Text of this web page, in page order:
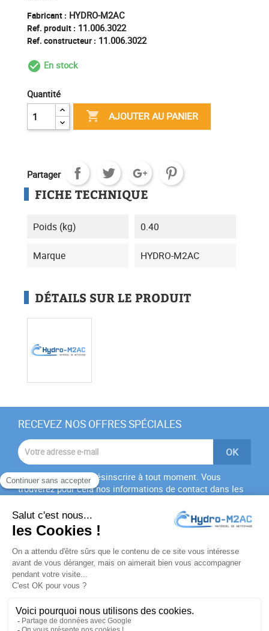
Fabricant : HYDRO-M2AC
Ref. produit : 11.006.3022
Ref. constructeur : 11.006.3022
check_circle_outline
En stock
Quantité
 AJOUTER AU PANIER
Partager
FICHE TECHNIQUE
Poids (kg) 0.40
Marque HYDRO-M2AC
DÉTAILS SUR LE PRODUIT
RECEVEZ NOS OFFRES SPÉCIALES
Vous pouvez vous désinscrire à tout moment. Vous
trouverez pour cela nos informations de contact dans les
J'accepte lesconditions générales
politique de
confidentialité
PRODUITS
NOTRE SOCIÉTÉ